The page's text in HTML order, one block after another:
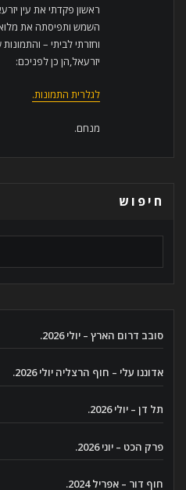
ראשון פקדתי את עין
השמש ותפיסתה את
וחזרתי לביתי –
יזרעאל,הן כן לפניכם:
לגלרית התמונות.
מנחם.
חיפוש
סובב דרום הארץ – יולי 2026.
אדוננו עלי – חוף הרצליה יולי 2026.
תל דן – יולי 2026.
פרק הכט – יוני 2026.
חוף דור – אפריל 2024.